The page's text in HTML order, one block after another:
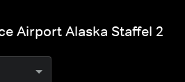
Airport Alaska Staffel 2